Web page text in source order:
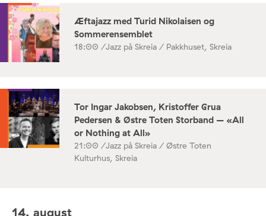
Æftajazz med Turid Nikolaisen og
Sommerensemblet
18:00 /Jazz på Skreia / Pakkhuset, Skreia
Tor Ingar Jakobsen, Kristoffer Grua
Pedersen & Østre Toten Storband – «All
or Nothing at All»
21:00 /Jazz på Skreia / Østre Toten
Kulturhus, Skreia
14. august